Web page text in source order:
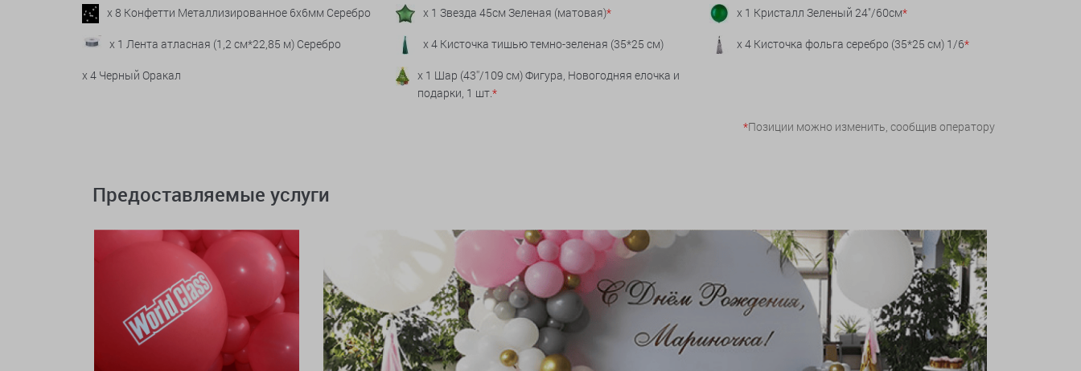
x 8 Конфетти Металлизированное 6х6мм Серебро x 1 Звезда 45см Зеленая (матовая)* x 1 Кристалл Зеленый 24"/60см*
x 1 Лента атласная (1,2 см*22,85 м) Серебро x 4 Кисточка тишью темно-зеленая (35*25 см) x 4 Кисточка фольга серебро (35*25 см) 1/6*
x 4 Черный Оракал
x 1 Шар (43''/109 см) Фигура, Новогодняя елочка и
подарки, 1 шт.*
*Позиции можно изменить, сообщив оператору
Предоставляемые услуги